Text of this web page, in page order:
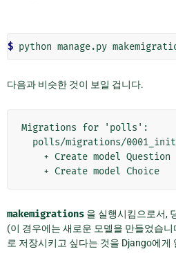
$ python manage.py
다음과 비슷한 것이 보일 겁니다.
Migrations for 'polls':
makemigrations 을 실행시킴으로서,
(이 경우에는 새로운 모델을 만들었습
로 저장시키고 싶다는 것을 Django에게